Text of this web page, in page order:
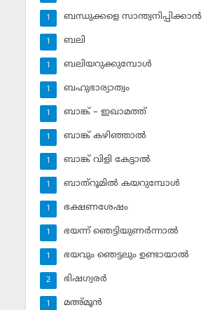
ബന്ധുക്കളെ സാന്ത്വനിപ്പിക്കാന്‍
1
ബലി
1
ബലിയറുക്കുമ്പോള്‍
1
ബഹുഭാര്യാത്വം
1
ബാങ്ക് – ഇഖാമത്ത്
1
ബാങ്ക് കഴിഞ്ഞാല്‍
1
ബാങ്ക് വിളി കേട്ടാല്‍
1
ബാത്‌റൂമില്‍ കയറുമ്പോള്‍
1
ഭക്ഷണശേഷം
1
ഭയന്ന് ഞെട്ടിയുണര്‍ന്നാല്‍
1
ഭയവും ഞെട്ടലും ഉണ്ടായാല്‍
1
ഭിഷഗ്വരര്‍
2
മഅ്മൂന്‍
1